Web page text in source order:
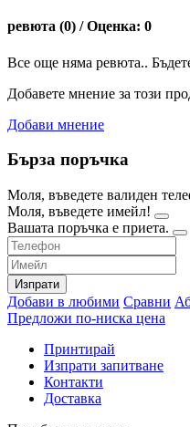
ревюта (0) / Оценка: 0
Все още няма ревюта..
Добавете мнение за този
Добави мнение
Бърза поръчка
Моля, въведете валиден
Моля, въведете имейл!
Вашата поръчка е приета.
Изпрати
Добави в любими Сравни
Предложи по-ниска цена
Принтирай
Изпрати запитване
Контакти
Доставка